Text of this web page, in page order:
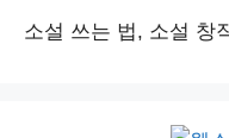
소설 쓰는 법, 소설 창